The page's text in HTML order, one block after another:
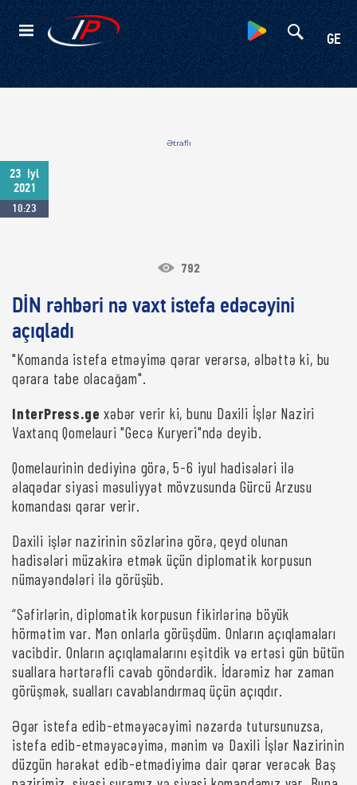
GE
Kateqoriyalar
Ətraflı
23
Iyl
2021
10:23
792
DİN rəhbəri nə vaxt istefa edəcəyini
açıqladı
"Komanda istefa etməyimə qərar verərsə, əlbəttə ki, bu
qərara tabe olacağam".
InterPress.ge xəbər verir ki, bunu Daxili İşlər Naziri
Vaxtanq Qomelauri "Gecə Kuryeri"ndə deyib.
Qomelaurinin dediyinə görə, 5-6 iyul hadisələri ilə
əlaqədar siyasi məsuliyyət mövzusunda Gürcü Arzusu
komandası qərar verir.
Daxili işlər nazirinin sözlərinə görə, qeyd olunan
hadisələri müzakirə etmək üçün diplomatik korpusun
nümayəndələri ilə görüşüb.
“Səfirlərin, diplomatik korpusun fikirlərinə böyük
hörmətim var. Mən onlarla görüşdüm. Onların açıqlamaları
vacibdir. Onların açıqlamalarını eşitdik və ertəsi gün bütün
suallara hərtərəfli cavab göndərdik. İdarəmiz hər zaman
görüşmək, sualları cavablandırmaq üçün açıqdır.
Əgər istefa edib-etməyəcəyimi nəzərdə tutursunuzsa,
istefa edib-etməyəcəyimə, mənim və Daxili İşlər Nazirinin
düzgün hərəkət edib-etmədiyimə dair qərar verəcək Baş